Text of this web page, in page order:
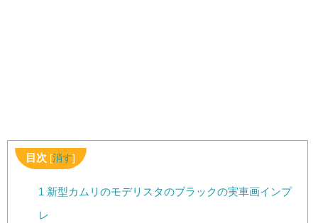
目次 [消す]
1 新型カムリのモデリスタのブラックの実車画インプ
レ